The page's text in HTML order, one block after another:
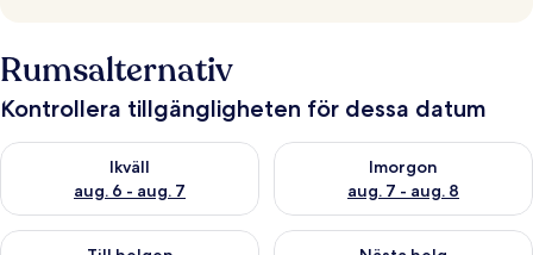
Rumsalternativ
Kontrollera tillgängligheten för dessa datum
Ikväll
aug. 6 - aug. 7
Kontrollera tillgängligheten för ikväll aug. 6 - aug. 7
Imorgon
aug. 7 - aug. 8
Kontrollera tillgängligheten
Kontrollera tillgängligheten för den här helgen aug. 7 - aug. 9
Kontrollera tillgängligheten